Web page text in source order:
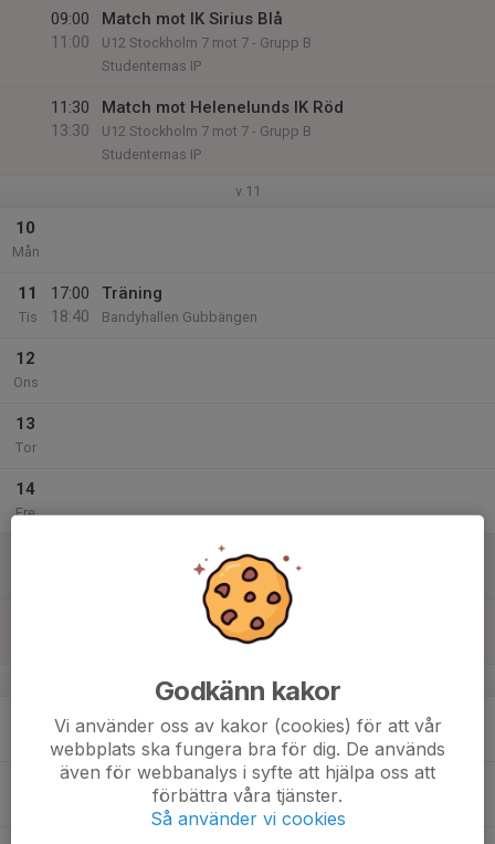
09:00
11:00
Match mot IK Sirius Blå
U12 Stockholm 7 mot 7 - Grupp B
Studenternas IP
11:30
13:30
Match mot Helenelunds IK Röd
U12 Stockholm 7 mot 7 - Grupp B
Studenternas IP
v.11
10
Mån
11
Tis
17:00
18:40
Träning
Bandyhallen Gubbängen
12
Ons
13
Tor
14
Fre
Bandyhallen Gubbängen
17:00
Tisdagsträning i hallen
Bandyhallen Gubbängen
Godkänn kakor
Vi använder oss av kakor (cookies) för att vår
webbplats ska fungera bra för dig. De används
även för webbanalys i syfte att hjälpa oss att
förbättra våra tjänster.
Så använder vi cookies